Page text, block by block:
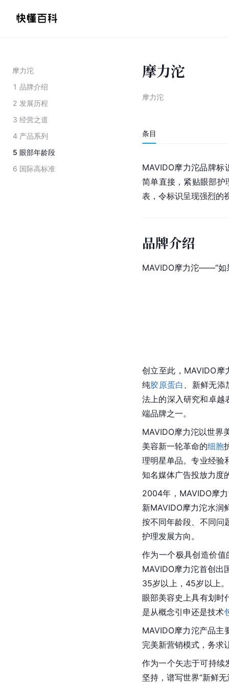
摩力沱
1 品牌介绍
2 发展历程
3 经营之道
4 产品系列
5 眼部年龄段
6 国际高标准
摩力沱
摩力沱
条目
MAVIDO摩力沱品牌标
简单直接，紧贴眼部护
表，令标识呈现强烈的
品牌介绍
MAVIDO摩力沱——“如
创立至此，MAVIDO摩
纯胶原蛋白
、新鲜无
法上的深入研究和卓越
端品牌之一。
MAVIDO摩力沱以世界
美容新一轮革命的细胞
理明星单品。专业经验
知名媒体广告投放力度
2004年，MAVIDO摩
新MAVIDO摩力沱水润
按不同年龄段、不同问
护理发展方向。
作为一个极具创造价值
MAVIDO摩力沱首创出
35岁以上，45岁以上
眼部美容史上具有划时
是从概念引申还是技术
MAVIDO摩力沱产品主
完美新营销模式，务求
作为一个矢志于可持续
坚持，谱写世界“新鲜